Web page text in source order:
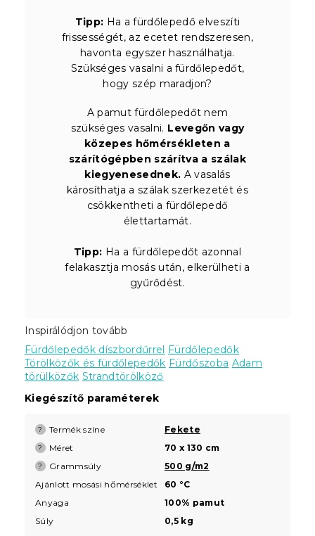
Tipp: Ha a fürdőlepedő elveszíti
frissességét, az ecetet rendszeresen,
havonta egyszer használhatja.
Szükséges vasalni a fürdőlepedőt,
hogy szép maradjon?
A pamut fürdőlepedőt nem
szükséges vasalni. Levegőn vagy
közepes hőmérsékleten a
szárítógépben szárítva a szálak
kiegyenesednek. A vasalás
károsíthatja a szálak szerkezetét és
csökkentheti a fürdőlepedő
élettartamát.
Tipp: Ha a fürdőlepedőt azonnal
felakasztja mosás után, elkerülheti a
gyűrődést.
Inspirálódjon tovább
Fürdőlepedők díszbordűrrel Fürdőlepedők
Törölközők és fürdőlepedők Fürdőszoba Adam
törülközők Strandtörölköző
Kiegészítő paraméterek
? Termék színe Fekete
? Méret 70 x 130 cm
? Grammsúly
500 g/m2
Ajánlott mosási hőmérséklet
60 °C
Anyaga
100% pamut
Súly
0,5 kg